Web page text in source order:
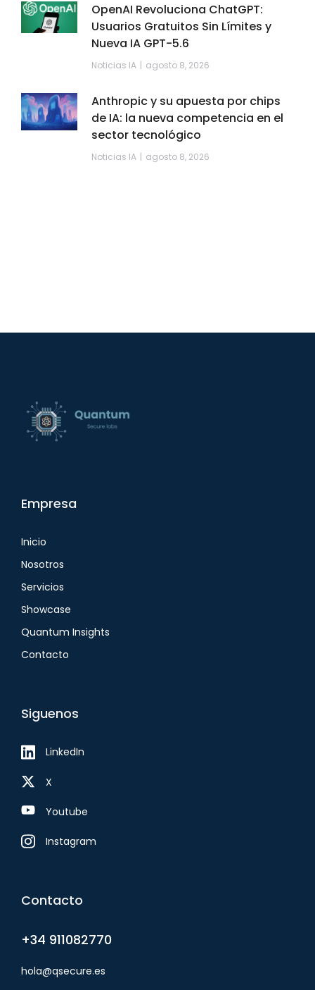
OpenAI Revoluciona ChatGPT:
Usuarios Gratuitos Sin Límites y
Nueva IA GPT-5.6
Noticias IA agosto 8, 2026
Anthropic y su apuesta por chips
de IA: la nueva competencia en el
sector tecnológico
Noticias IA agosto 8, 2026
Empresa
Inicio
Nosotros
Servicios
Showcase
Quantum Insights
Contacto
Siguenos
LinkedIn
X
Youtube
Instagram
Contacto
+34 911082770
hola@qsecure.es